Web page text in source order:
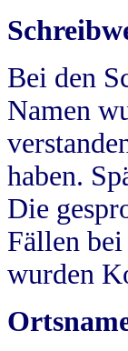
Bei den
Namen
haben.
Die
Fällen
wurden